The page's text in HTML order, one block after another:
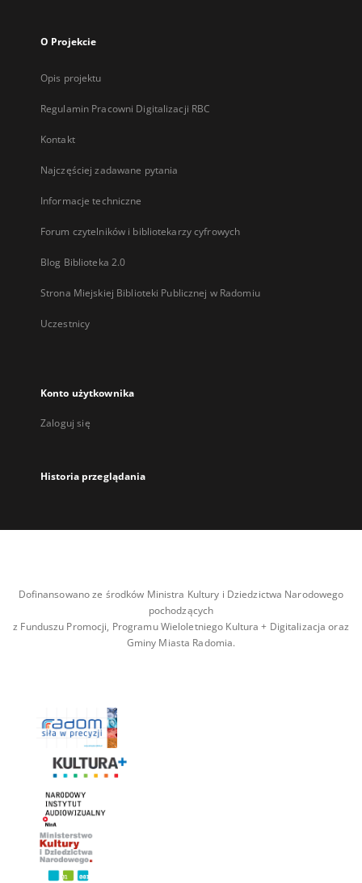
O Projekcie
Opis projektu
Regulamin Pracowni Digitalizacji RBC
Kontakt
Najczęściej zadawane pytania
Informacje techniczne
Forum czytelników i bibliotekarzy cyfrowych
Blog Biblioteka 2.0
Strona Miejskiej Biblioteki Publicznej w Radomiu
Uczestnicy
Konto użytkownika
Zaloguj się
Historia przeglądania
Dofinansowano ze środków Ministra Kultury i Dziedzictwa Narodowego
pochodzących
z Funduszu Promocji, Programu Wieloletniego Kultura + Digitalizacja oraz
Gminy Miasta Radomia.